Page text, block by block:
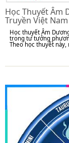
Học Thuyết Âm
Truyền Việt Nam
Học thuyết Âm
trong tư tưởng
Theo học thuyết